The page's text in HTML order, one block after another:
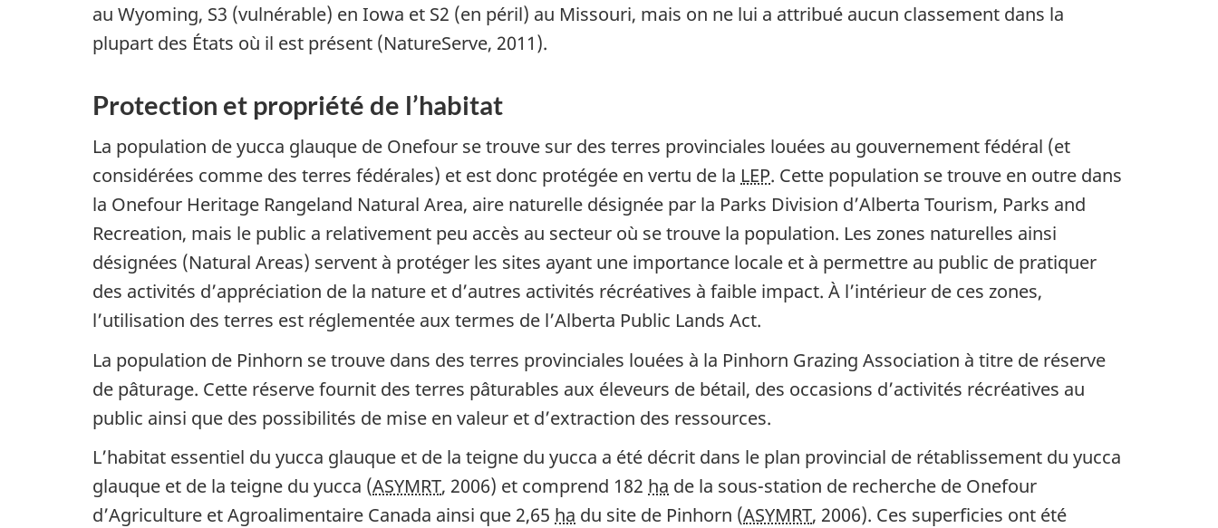
au Wyoming, S3 (vulnérable) en Iowa et S2 (en péril) au Missouri, mais on ne lui a attribué aucun classement dans la
plupart des États où il est présent (NatureServe, 2011).
Protection et propriété de l’habitat
La population de yucca glauque de Onefour se trouve sur des terres provinciales louées au gouvernement fédéral (et
considérées comme des terres fédérales) et est donc protégée en vertu de la LEP. Cette population se trouve en outre dans
la Onefour Heritage Rangeland Natural Area, aire naturelle désignée par la Parks Division d’Alberta Tourism, Parks and
Recreation, mais le public a relativement peu accès au secteur où se trouve la population. Les zones naturelles ainsi
désignées (Natural Areas) servent à protéger les sites ayant une importance locale et à permettre au public de pratiquer
des activités d’appréciation de la nature et d’autres activités récréatives à faible impact. À l’intérieur de ces zones,
l’utilisation des terres est réglementée aux termes de l’Alberta Public Lands Act.
La population de Pinhorn se trouve dans des terres provinciales louées à la Pinhorn Grazing Association à titre de réserve
de pâturage. Cette réserve fournit des terres pâturables aux éleveurs de bétail, des occasions d’activités récréatives au
public ainsi que des possibilités de mise en valeur et d’extraction des ressources.
L’habitat essentiel du yucca glauque et de la teigne du yucca a été décrit dans le plan provincial de rétablissement du yucca
glauque et de la teigne du yucca (ASYMRT, 2006) et comprend 182 ha de la sous-station de recherche de Onefour
d’Agriculture et Agroalimentaire Canada ainsi que 2,65 ha du site de Pinhorn (ASYMRT, 2006). Ces superficies ont été